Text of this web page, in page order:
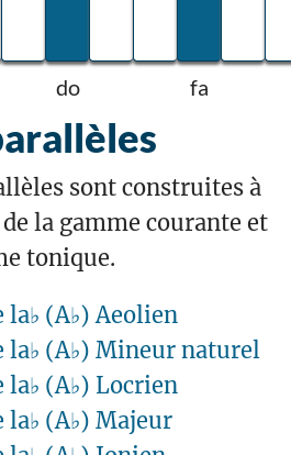
do fa
sont construites à
la gamme courante et
tonique.
la♭ (A♭) Aeolien
la♭ (A♭) Mineur naturel
la♭ (A♭) Locrien
la♭ (A♭) Majeur